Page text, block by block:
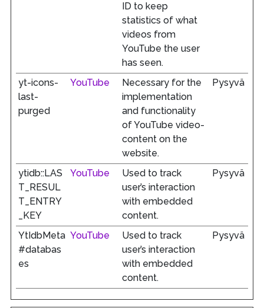
ID to keep
statistics of what
videos from
YouTube the user
has seen.
yt-icons-
last-
purged
YouTube
Necessary for the
implementation
and functionality
of YouTube video-
content on the
website.
Pysyvä
ytidb::LAS
T_RESUL
T_ENTRY
_KEY
YouTube
Used to track
user’s interaction
with embedded
content.
Pysyvä
YtIdbMeta
#databas
es
YouTube
Used to track
user’s interaction
with embedded
content.
Pysyvä